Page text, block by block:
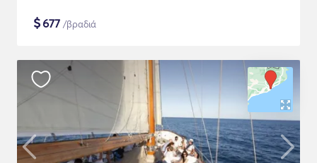
$677 /βραδιά